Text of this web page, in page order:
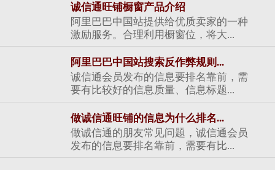
诚信通旺铺橱窗产品介绍
阿里巴巴中国站提供给优质卖家的一种
激励服务。合理利用橱窗位，将大...
阿里巴巴中国站搜索反作弊规则...
诚信通会员发布的信息要排名靠前，需
要有比较好的信息质量、信息标题...
做诚信通旺铺的信息为什么排名...
做诚信通的朋友常见问题，诚信通会员
发布的信息要排名靠前，需要有比...